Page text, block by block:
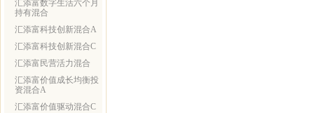
汇添富数字生活六个月
持有混合
汇添富科技创新混合A
汇添富科技创新混合C
汇添富民营活力混合
汇添富价值成长均衡投
资混合A
汇添富价值驱动混合C